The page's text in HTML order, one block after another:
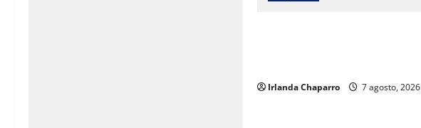
Irlanda Chaparro 7 agosto, 2026